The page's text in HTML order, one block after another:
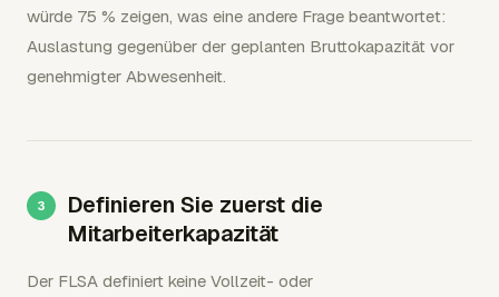
würde 75 % zeigen, was eine andere Frage beantwortet:
Auslastung gegenüber der geplanten Bruttokapazität vor
genehmigter Abwesenheit.
Definieren Sie zuerst die
Mitarbeiterkapazität
Der FLSA definiert keine Vollzeit- oder